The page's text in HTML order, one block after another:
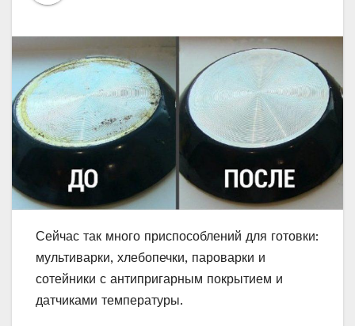
Сейчас так много приспособлений для готовки:
мультиварки, хлебопечки, пароварки и
сотейники с антипригарным покрытием и
датчиками температуры.